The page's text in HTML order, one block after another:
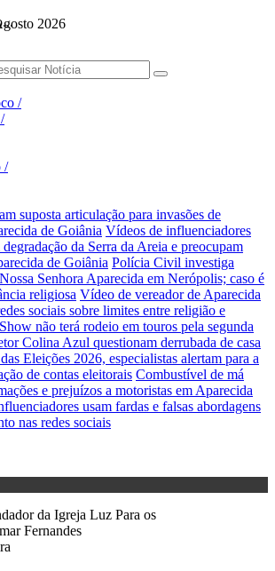
2026
/
/
/
suposta articulação para invasões de
de Goiânia Vídeos de influenciadores
da Serra da Areia e preocupam
de Goiânia Polícia Civil investiga
Senhora Aparecida em Nerópolis; caso é
religiosa Vídeo de vereador de Aparecida
sociais sobre limites entre religião e
não terá rodeio em touros pela segunda
Colina Azul questionam derrubada de casa
Eleições 2026, especialistas alertam para a
de contas eleitorais Combustível de má
e prejuízos a motoristas em Aparecida
usam fardas e falsas abordagens
nas redes sociais